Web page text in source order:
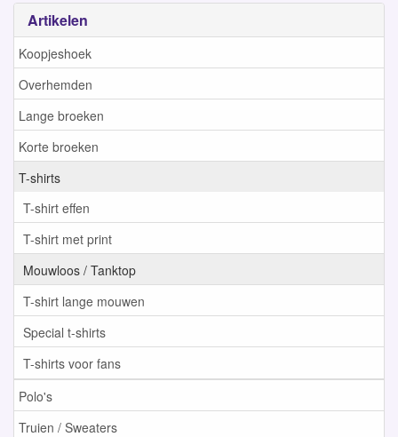
Artikelen
Koopjeshoek
Overhemden
Lange broeken
Korte broeken
T-shirts
T-shirt effen
T-shirt met print
Mouwloos / Tanktop
T-shirt lange mouwen
Special t-shirts
T-shirts voor fans
Polo's
Truien / Sweaters